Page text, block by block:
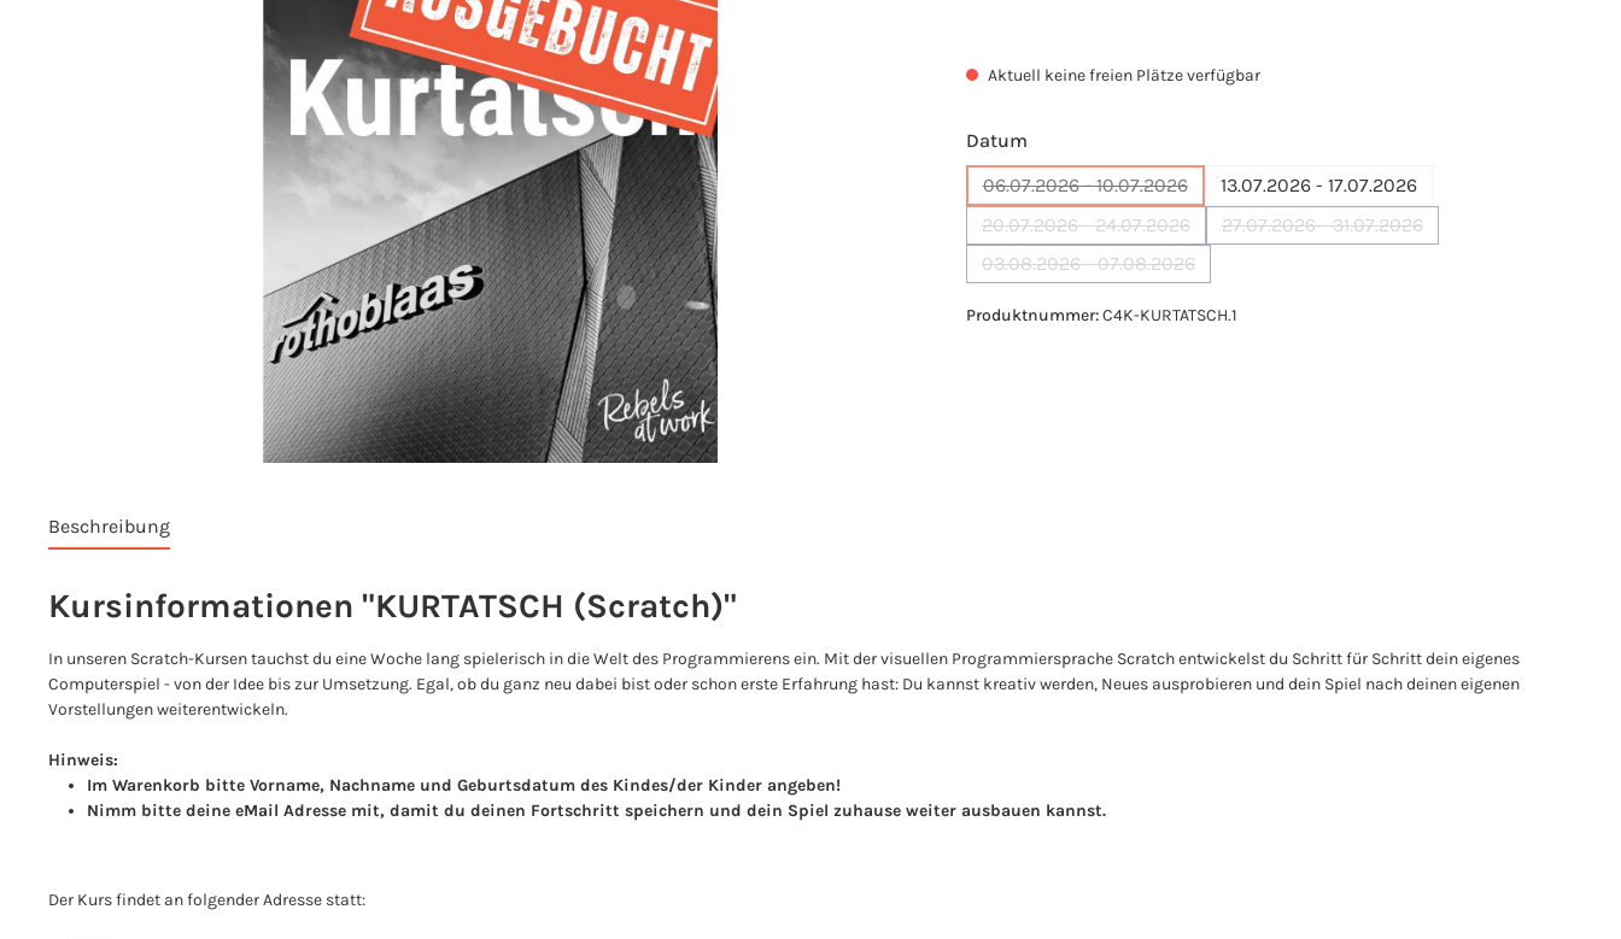
Aktuell keine freien Plätze verfügbar
Datumauswählen
06.07.2026 - 10.07.2026
(Diese Option ist zurzeit nicht verfügbar.)
13.07.2026 - 17.07.2026
20.07.2026 - 24.07.2026
(Diese Option ist zurzeit nicht verfügbar.)
27.07.2026 - 31.07.2026
(Diese Option ist zurzeit nicht
03.08.2026 - 07.08.2026
(Diese Option ist zurzeit nicht verfügbar.)
Produktnummer:C4K-KURTATSCH.1
Beschreibung
Kursinformationen "KURTATSCH (Scratch)"
In unseren Scratch-Kursen tauchst du eine Woche lang spielerisch in die Welt des Programmierens ein. Mit der visuellen Programmiersprache Scratch entwickelst du Schritt für Schritt dein eigenes
Computerspiel - von der Idee bis zur Umsetzung. Egal, ob du ganz neu dabei bist oder schon erste Erfahrung hast: Du kannst kreativ werden, Neues ausprobieren und dein Spiel nach deinen eigenen
Vorstellungen weiterentwickeln.
Hinweis:
Im Warenkorb bitte Vorname, Nachname und Geburtsdatum des Kindes/der Kinder angeben!
Nimm bitte deine eMail Adresse mit, damit du deinen Fortschritt speichern und dein Spiel zuhause weiter ausbauen kannst.
Der Kurs findet an folgender Adresse statt: